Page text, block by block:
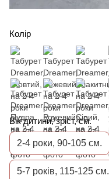
Колір
Вік дитини, зріст, см.
2-4 роки, 90-105 см.
5-7 років, 115-125 см.